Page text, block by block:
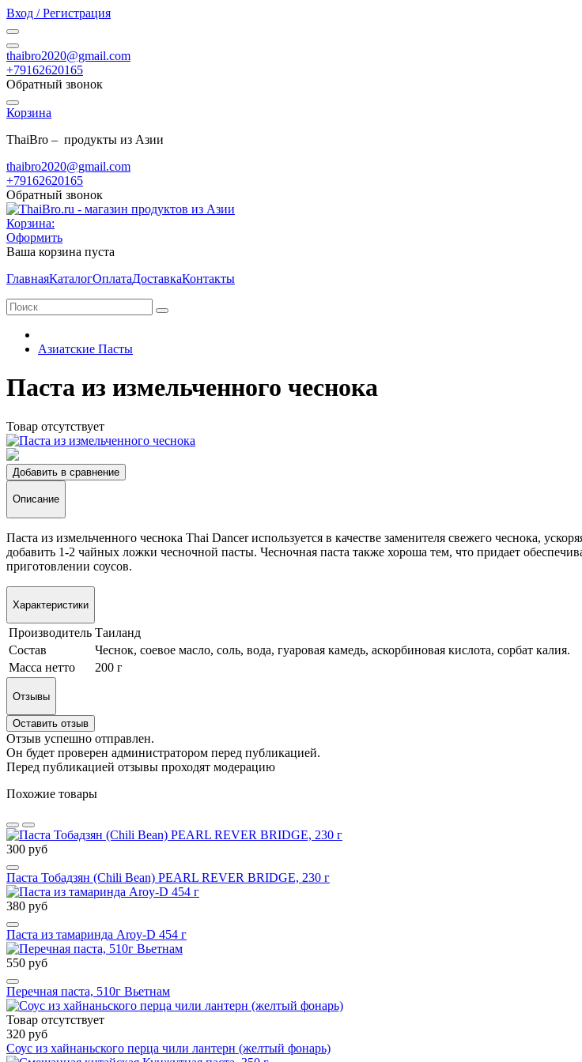
Вход / Регистрация
thaibro2020@gmail.com
+79162620165
Обратный звонок
Корзина
ThaiBro – продукты из Азии
thaibro2020@gmail.com
+79162620165
Обратный звонок
Корзина:
Оформить
Ваша корзина пуста
ГлавнаяКаталогОплатаДоставкаКонтакты
Азиатские Пасты
Паста из измельченного чеснока
Товар отсутствует
Добавить в сравнение
Описание
Паста из измельченного чеснока Thai Dancer используется в качестве заменителя свежего чеснока,
добавить 1-2 чайных ложки чесночной пасты. Чесночная паста также хороша тем, что придает
приготовлении соусов.
Характеристики
Производитель Таиланд
Состав
Чеснок, соевое масло, соль, вода, гуаровая камедь, аскорбиновая кислота, сорбат калия.
Масса нетто
200 г
Отзывы
Оставить отзыв
Отзыв успешно отправлен.
Он будет проверен администратором перед публикацией.
Перед публикацией отзывы проходят модерацию
Похожие товары
300 руб
Паста Тобадзян (Chili Bean) PEARL REVER BRIDGE, 230 г
380 руб
Паста из тамаринда Aroy-D 454 г
550 руб
Перечная паста, 510г Вьетнам
Товар отсутствует
320 руб
Cоус из хайнаньского перца чили лантерн (желтый фонарь)